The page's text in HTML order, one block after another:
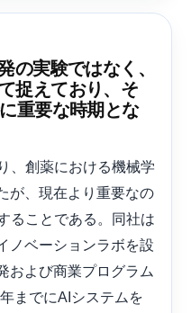
の実験ではなく、
捉えており、そ
重要な時期とな
、創薬における機械学
が、現在より重要なの
ることである。同社は
ノベーションラボを設
および商業プログラム
までにAIシステムを